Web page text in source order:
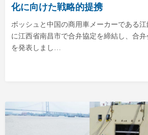
化に向けた戦略的提携
ボッシュと中国の商用車メーカーである江
に江西省南昌市で合弁協定を締結し、合
を発表しまし…